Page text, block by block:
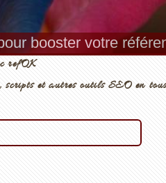
booster votre
refOK
et autres outils SEO en